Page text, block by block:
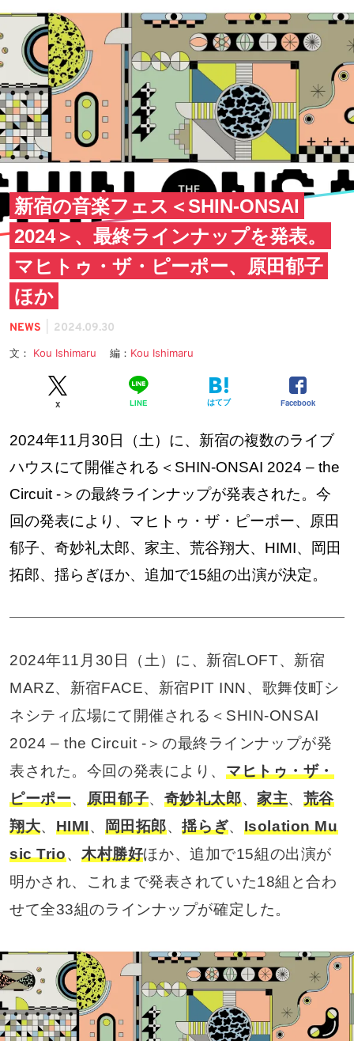
新宿の音楽フェス＜SHIN-ONSAI
2024＞、最終ラインナップを発表。
マヒトゥ・ザ・ピーポー、原田郁子
ほか
NEWS 2024.09.30
文： Kou Ishimaru 編： Kou Ishimaru
X LINE はてブ Facebook
2024年11月30日（土）に、新宿の複数のライブ
ハウスにて開催される＜SHIN-ONSAI 2024 – the
Circuit -＞の最終ラインナップが発表された。今
回の発表により、マヒトゥ・ザ・ピーポー、原田
郁子、奇妙礼太郎、家主、荒谷翔大、HIMI、岡田
拓郎、揺らぎほか、追加で15組の出演が決定。
2024年11月30日（土）に、新宿LOFT、新宿
MARZ、新宿FACE、新宿PIT INN、歌舞伎町シ
ネシティ広場にて開催される＜SHIN-ONSAI
2024 – the Circuit -＞の最終ラインナップが発
表された。今回の発表により、 マヒトゥ・ザ・
ピーポー、 原田郁子、 奇妙礼太郎、家主、 荒谷
翔大、 HIMI、 岡田拓郎、揺らぎ、 Isolation Mu
sic Trio、木村勝好ほか、追加で15組の出演が
明かされ、これまで発表されていた18組と合わ
せて全33組のラインナップが確定した。